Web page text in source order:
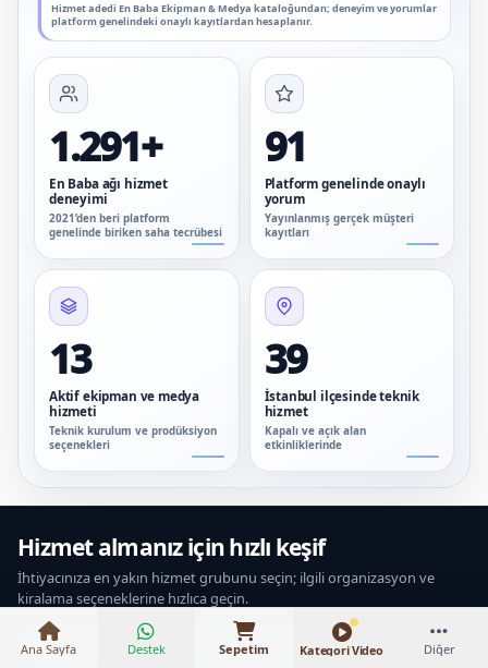
Hizmet adedi En Baba Ekipman & Medya kataloğundan; deneyim ve yorumlar
platform genelindeki onaylı kayıtlardan hesaplanır.
1.291+
En Baba ağı hizmet
deneyimi
2021’den beri platform
genelinde biriken saha tecrübesi
91
Platform genelinde onaylı
yorum
Yayınlanmış gerçek müşteri
kayıtları
13
Aktif ekipman ve medya
hizmeti
Teknik kurulum ve prodüksiyon
seçenekleri
39
İstanbul ilçesinde teknik
hizmet
Kapalı ve açık alan
etkinliklerinde
Hizmet almanız için hızlı keşif
İhtiyacınıza en yakın hizmet grubunu seçin; ilgili organizasyon ve
kiralama seçeneklerine hızlıca geçin.
Popüler Özel Günler Çocuk Eğlence Müzik & Sahne Personel &
₺83.500 – ₺374.000
Ana Sayfa Destek Sepetim Kategori Video Diğer